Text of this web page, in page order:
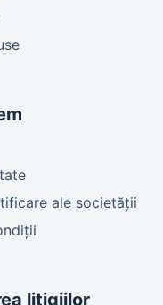
ale societății
litigiilor